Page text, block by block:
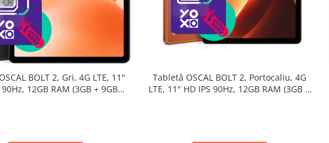
BOLT 2, Gri, 4G LTE, 11"
90Hz, 12GB RAM (3GB + 9GB
Tabletă OSCAL BOLT 2, Portocaliu, 4G
LTE, 11" HD IPS 90Hz, 12GB RAM (3GB +